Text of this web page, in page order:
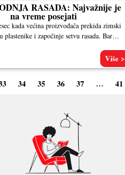
RASADA: Najvažnije je
na vreme posejati
kada većina proizvođača prekida zimski
plastenike i započinje setvu rasada. Bar
Više >
34 35 36 37 … 41